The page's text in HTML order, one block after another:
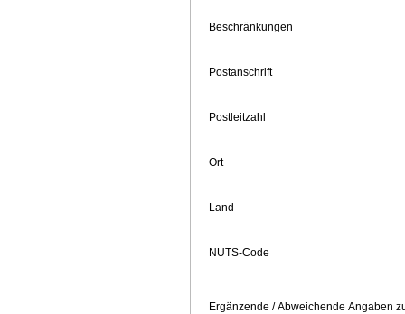
Beschränkungen
Postanschrift
Postleitzahl
Ort
Land
NUTS-Code
Ergänzende / Abweichende Angaben